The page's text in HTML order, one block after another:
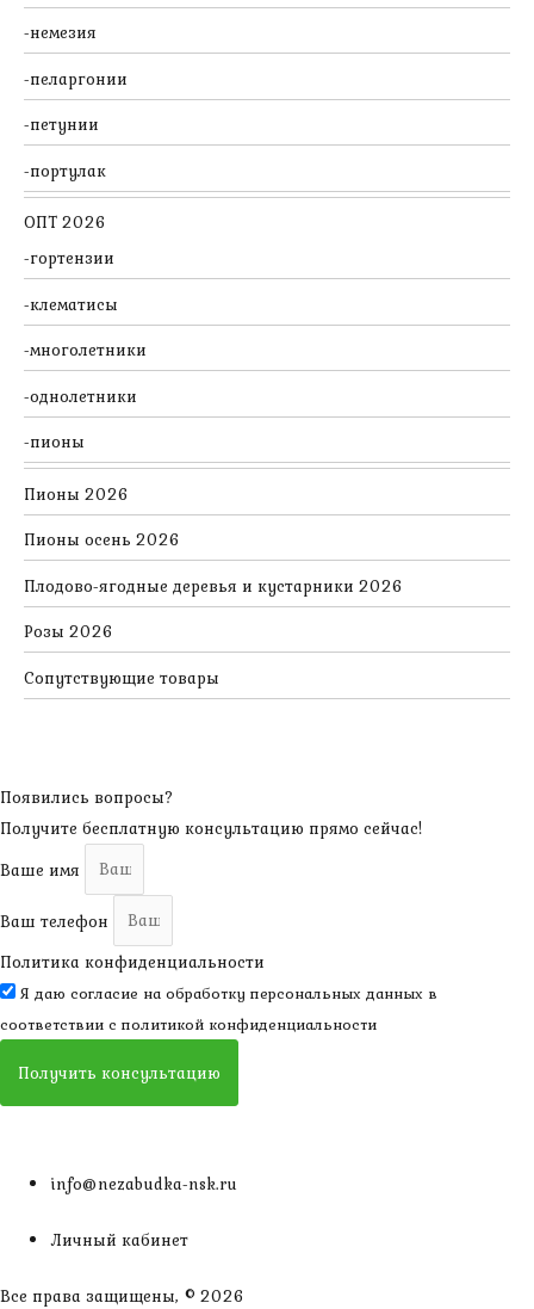
немезия
пеларгонии
петунии
портулак
ОПТ 2026
гортензии
клематисы
многолетники
однолетники
пионы
Пионы 2026
Пионы осень 2026
Плодово-ягодные деревья и кустарники 2026
Розы 2026
Сопутствующие товары
Появились вопросы?
Получите бесплатную консультацию прямо сейчас!
Ваше имя
Ваш телефон
Политика конфиденциальности
Я даю согласие на обработку персональных данных в
соответствии с политикой конфиденциальности
Получить консультацию
info@nezabudka-nsk.ru
Личный кабинет
Все права защищены, © 2026